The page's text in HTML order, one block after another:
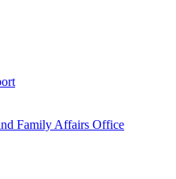
Family Affairs Office